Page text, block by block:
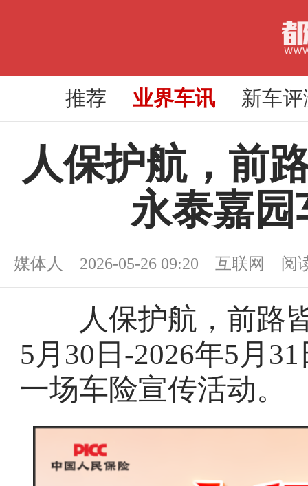
推荐 业界车讯 新车评
人保护航，前
永泰嘉
媒体人 2026-05-26 09:20 互联网 阅
人保护航，前路皆
5月30日-2026年5月
一场车险宣传活动。